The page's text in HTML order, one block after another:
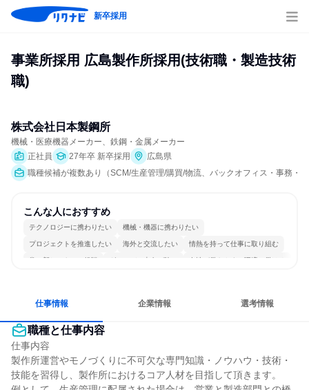
新卒採用
事業所採用 広島製作所採用(技術職・製造技術
職)
株式会社日本製鋼所
機械・医療機器メーカー、鉄鋼・金属メーカー
正社員
27年卒 新卒採用
広島県
職種候補が複数あり（SCM/生産管理/購買/物流、バックオフィス・事務・
こんな人におすすめ
テクノロジーに携わりたい 機械・機器に携わりたい
プロジェクトを推進したい 海外と交流したい 情熱を持って仕事に取り組む
常に新しいものに挑戦 グローバル志向が強い 女性が働きやすい環境で働ける
仕事情報 企業情報 選考情報
職種と仕事内容
仕事内容
製作所運営やモノづくりに不可欠な専門知識・ノウハウ・技術・
技能を習得し、製作所におけるコア人材を目指して頂きます。